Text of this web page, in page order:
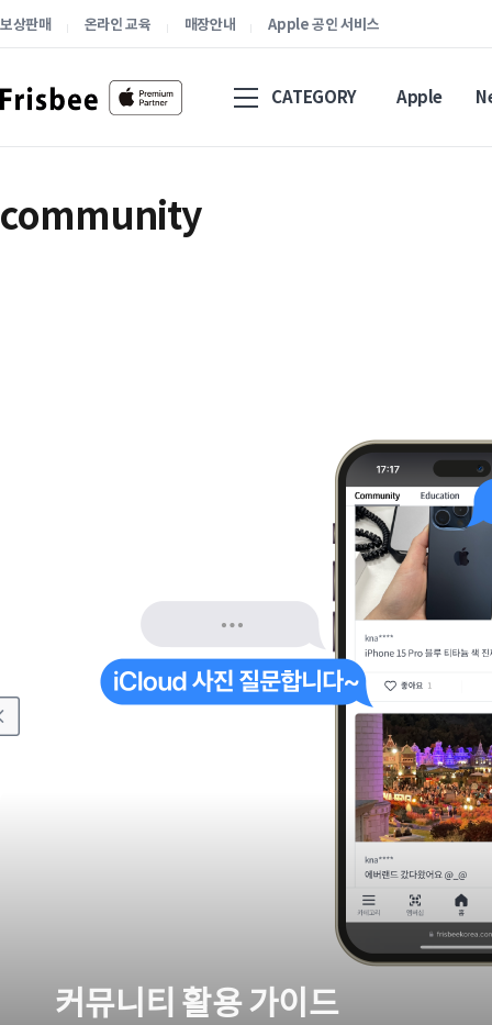
보상판매 온라인 교육 매장안내 Apple 공인 서비스
CATEGORY Apple
community
커뮤니티 활용 가이드